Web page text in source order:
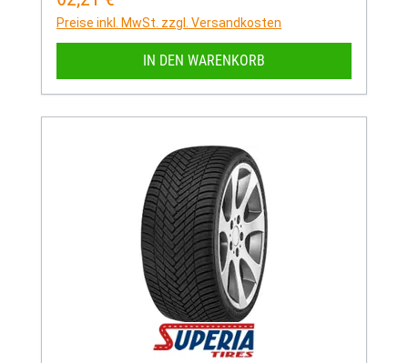
Preise inkl. MwSt. zzgl. Versandkosten
IN DEN WARENKORB